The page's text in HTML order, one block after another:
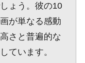
ょう。彼の10
が単なる感動
さと普遍的な
ています。